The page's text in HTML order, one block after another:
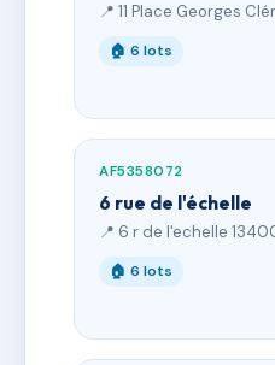
📍 11 Place Georges
🏠 6 lots
AF5358072
6 rue de l'échelle
📍 6 r de l'echelle
🏠 6 lots